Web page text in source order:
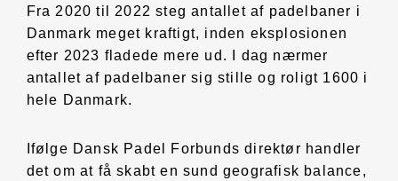
Fra 2020 til 2022 steg antallet af padelbaner i
Danmark meget kraftigt, inden eksplosionen
efter 2023 fladede mere ud. I dag nærmer
antallet af padelbaner sig stille og roligt 1600 i
hele Danmark.
Ifølge Dansk Padel Forbunds direktør handler
det om at få skabt en sund geografisk balance,